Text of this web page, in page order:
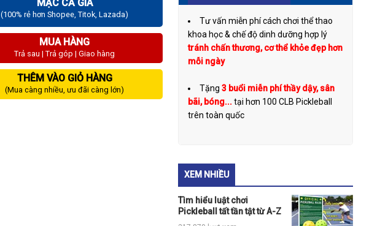
MẶC CẢ GIÁ
(100% rẻ hơn Shopee, Titok, Lazada)
MUA HÀNG
Trả sau | Trả góp | Giao hàng
THÊM VÀO GIỎ HÀNG
(Mua càng nhiều, ưu đãi càng lớn)
Tư vấn miễn phí cách chơi thể thao
khoa học & chế độ dinh dưỡng hợp lý
tránh chấn thương, cơ thể khỏe đẹp hơn
mỗi ngày
Tặng 3 buổi miễn phí thầy dậy, sân
bãi, bóng... tại hơn 100 CLB Pickleball
trên toàn quốc
XEM NHIỀU
Tìm hiểu luật chơi
Pickleball tất tần tật từ A-Z